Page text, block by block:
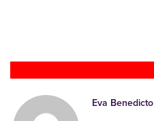
Eva Benedicto